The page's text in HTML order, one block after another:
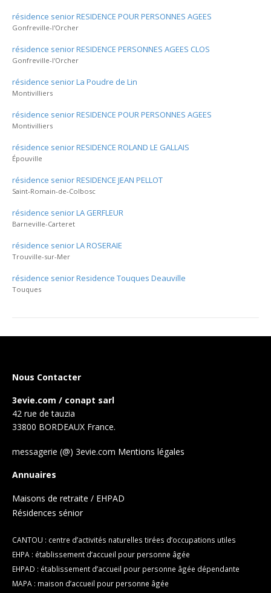
résidence senior RESIDENCE POUR PERSONNES AGEES
Gonfreville-l'Orcher
résidence senior RESIDENCE PERSONNES AGEES CLOS
Gonfreville-l'Orcher
résidence senior La Poudre de Lin
Montivilliers
résidence senior RESIDENCE POUR PERSONNES AGEES
Montivilliers
résidence senior RESIDENCE ROLAND LE GALLAIS
Épouville
résidence senior RESIDENCE JEAN PELLOT
Saint-Romain-de-Colbosc
résidence senior LA GERFLEUR
Barneville-Carteret
résidence senior LA ROSERAIE
Trouville-sur-Mer
résidence senior Residence Touques Deauville
Touques
Nous Contacter
3evie.com / conapt sarl
42 rue de tauzia
33800 BORDEAUX France.
messagerie (@) 3evie.com Mentions légales
Annuaires
Maisons de retraite / EHPAD
Résidences sénior
CANTOU : centre d’activités naturelles tirées d’occupations utiles
EHPA : établissement d’accueil pour personne âgée
EHPAD : établissement d’accueil pour personne âgée dépendante
MAPA : maison d’accueil pour personne âgée